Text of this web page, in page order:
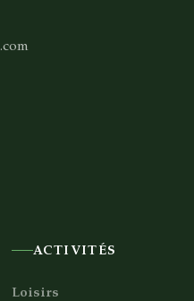
ACTIVITÉS
Loisirs